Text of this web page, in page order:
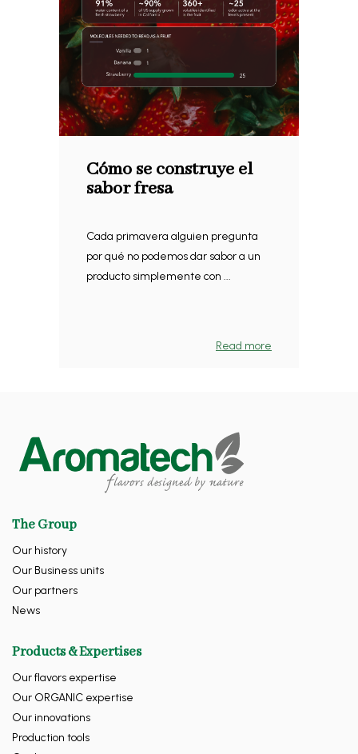
Cómo se construye el
sabor fresa
Cada primavera alguien pregunta
por qué no podemos dar sabor a un
producto simplemente con ...
Read more
The Group
Our history
Our Business units
Our partners
News
Products & Expertises
Our flavors expertise
Our ORGANIC expertise
Our innovations
Production tools